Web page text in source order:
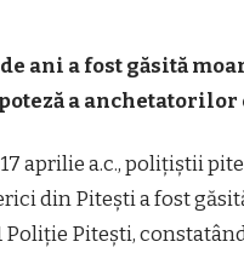
de ani a fost găsită
a anchetatorilor
17 aprilie a.c., poliţiştii
din Piteşti a fost
Piteşti,